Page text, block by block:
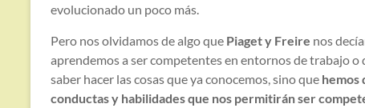
evolucionado un poco más.
Pero nos olvidamos de algo que Piaget y Freire nos
aprendemos a ser competentes en entornos de trabajo
saber hacer las cosas que ya conocemos, sino que hemos
conductas y habilidades que nos permitirán ser